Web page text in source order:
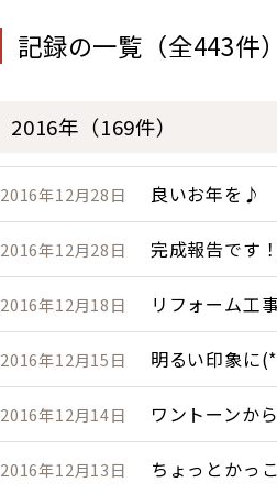
記録の一覧（全443件）
2016年（169件）
2016年12月28日 良いお年を♪
2016年12月28日 完成報告です！
2016年12月18日 リフォーム工事
2016年12月15日 明るい印象に
2016年12月14日 ワントーンか
2016年12月13日 ちょっとかっ